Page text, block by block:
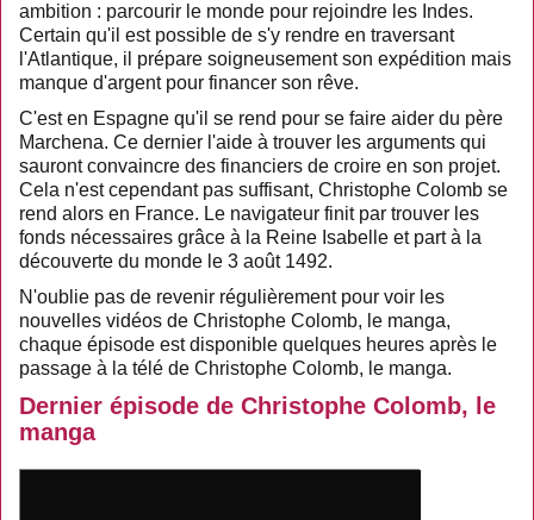
ambition : parcourir le monde pour rejoindre les Indes.
Certain qu'il est possible de s'y rendre en traversant
l'Atlantique, il prépare soigneusement son expédition mais
manque d'argent pour financer son rêve.
C'est en Espagne qu'il se rend pour se faire aider du père
Marchena. Ce dernier l'aide à trouver les arguments qui
sauront convaincre des financiers de croire en son projet.
Cela n'est cependant pas suffisant, Christophe Colomb se
rend alors en France. Le navigateur finit par trouver les
fonds nécessaires grâce à la Reine Isabelle et part à la
découverte du monde le 3 août 1492.
N'oublie pas de revenir régulièrement pour voir les
nouvelles vidéos de Christophe Colomb, le manga,
chaque épisode est disponible quelques heures après le
passage à la télé de Christophe Colomb, le manga.
Dernier épisode de Christophe Colomb, le
manga